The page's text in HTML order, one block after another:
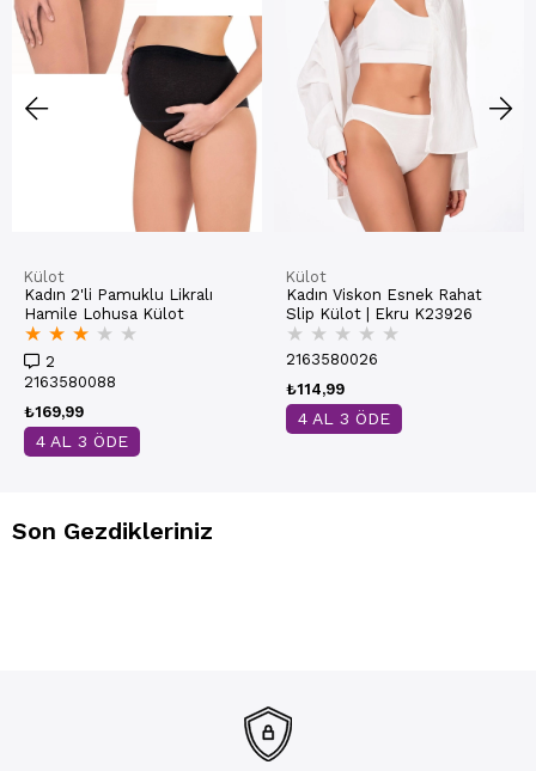
Külot
Kadın 2'li Pamuklu Likralı
Hamile Lohusa Külot
★ ★ ★ ★ ★
2
2163580088
₺169,99
4 AL 3 ÖDE
Külot
Kadın Viskon Esnek Rahat
Slip Külot | Ekru K23926
★ ★ ★ ★ ★
2163580026
₺114,99
4 AL 3 ÖDE
Son Gezdikleriniz